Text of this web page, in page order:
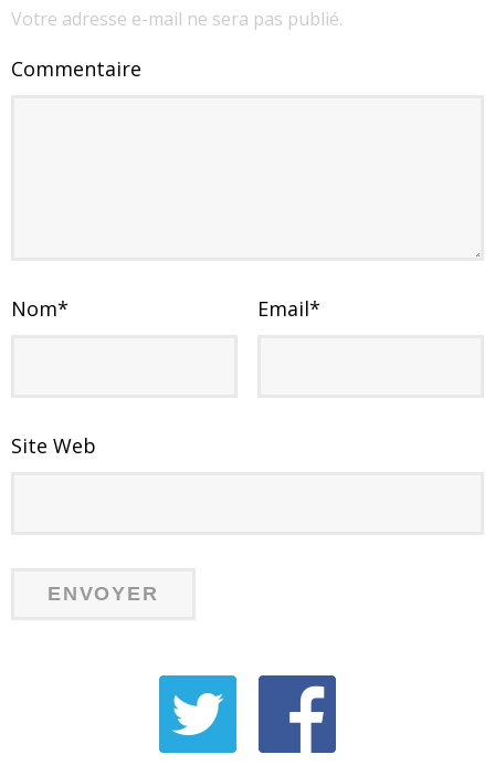
Votre adresse e-mail ne sera pas publié.
Commentaire
Nom* Email*
Site Web